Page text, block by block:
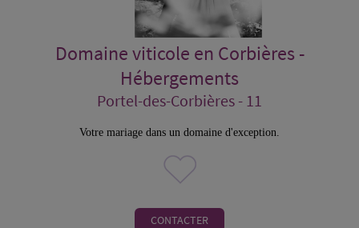
Domaine viticole en Corbières -
Hébergements
Portel-des-Corbières - 11
Votre mariage dans un domaine d'exception.
CONTACTER